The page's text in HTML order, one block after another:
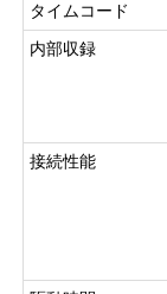
タイムコード
内部収録
接続性能